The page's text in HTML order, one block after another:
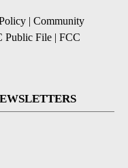
| Community
Public File | FCC